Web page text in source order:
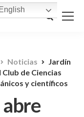
Noticias
Jardín
de Ciencias
y científicos
English